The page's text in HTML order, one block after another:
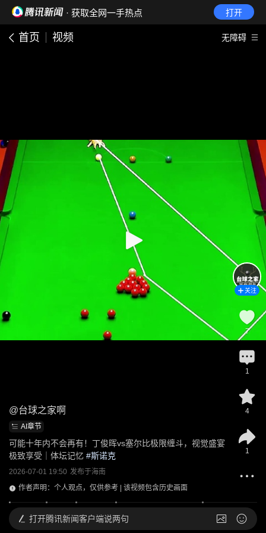
· 获取全网一手热点 打开
首页 视频 无障碍
@台球之家啊
AI章节
可能十年内不会再有！丁俊晖vs塞尔比极限缠斗，视觉盛宴
极致享受｜体坛记忆 #斯诺克
2026-07-01 19:50 发布于海南
作者声明：个人观点，仅供参考 | 该视频包含历史画面
关注
7
1
4
1
打开腾讯新闻客户端说两句